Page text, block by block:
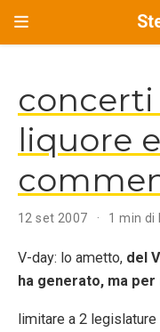
liquore
12 set 2007 1 min di
V-day: lo ametto, del
ha generato, ma
limitare a 2